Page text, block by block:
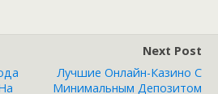
Next Post
Лучшие Онлайн-Казино С
Минимальным Депозитом